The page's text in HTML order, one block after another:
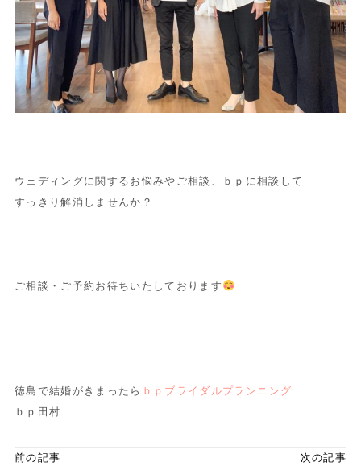
ウェディングに関するお悩みやご相談、ｂｐに相談して
すっきり解消しませんか？
ご相談・ご予約お待ちいたしております
徳島で結婚がきまったら ｂｐブライダルプランニング
ｂｐ田村
前の記事 次の記事